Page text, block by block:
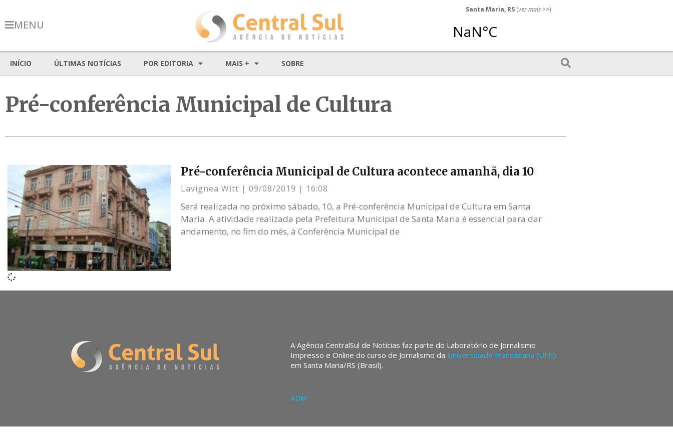
MENU
Santa Maria, RS (ver mais >>)
INÍCIO ÚLTIMAS NOTÍCIAS POR EDITORIA MAIS + SOBRE
Pré-conferência Municipal de Cultura
Pré-conferência Municipal de Cultura acontece amanhã, dia 10
Lavignea Witt 09/08/2019 16:08
Será realizada no próximo sábado, 10, a Pré-conferência Municipal de Cultura em Santa
Maria. A atividade realizada pela Prefeitura Municipal de Santa Maria é essencial para dar
andamento, no fim do mês, à Conferência Municipal de
A Agência CentralSul de Notícias faz parte do Laboratório de Jornalismo
Impresso e Online do curso de Jornalismo da Universidade Franciscana (UFN)
em Santa Maria/RS (Brasil).
ADM